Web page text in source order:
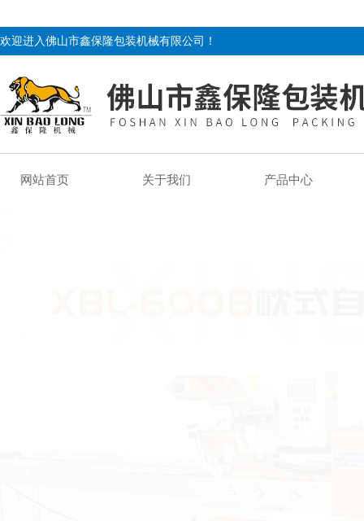
欢迎进入佛山市鑫保隆包装机械有限公司！
网站首页 关于我们 产品中心